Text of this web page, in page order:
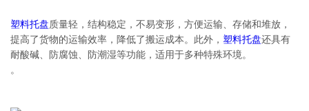
塑料托盘质量轻，结构稳定，不易变形，方便运输、存储和堆放，
提高了货物的运输效率，降低了搬运成本。此外， 塑料托盘还具有
耐酸碱、防腐蚀、防潮湿等功能，适用于多种特殊环境。
。